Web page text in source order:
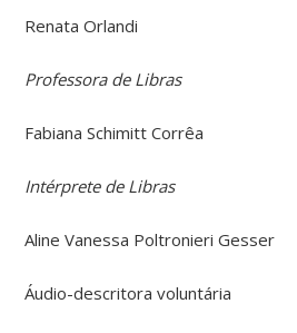
Renata Orlandi
Professora de Libras
Fabiana Schimitt Corrêa
Intérprete de Libras
Aline Vanessa Poltronieri Gesser
Áudio-descritora voluntária